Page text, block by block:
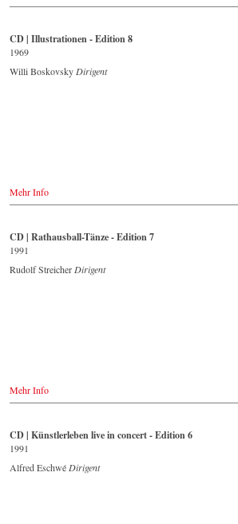
- - - - - - - - ANDERE LÄNDER - - - - - - - -
Naxos.com
CD | Illustrationen - Edition 8
1969
Willi Boskovsky Dirigent
Mehr Info
CD | Rathausball-Tänze - Edition 7
1991
Rudolf Streicher Dirigent
Mehr Info
CD | Künstlerleben live in concert - Edition 6
1991
Alfred Eschwé Dirigent